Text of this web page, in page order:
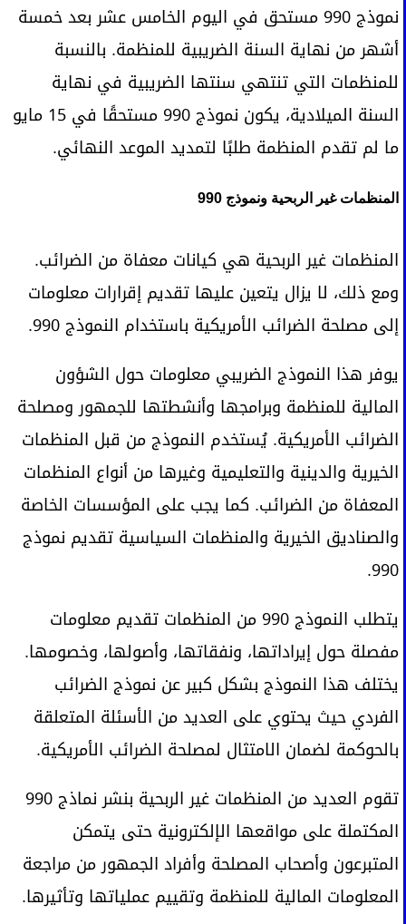
نموذج 990 مستحق في اليوم الخامس عشر بعد خمسة
أشهر من نهاية السنة الضريبية للمنظمة. بالنسبة
للمنظمات التي تنتهي سنتها الضريبية في نهاية
السنة الميلادية، يكون نموذج 990 مستحقًا في 15 مايو
ما لم تقدم المنظمة طلبًا لتمديد الموعد النهائي.
المنظمات غير الربحية ونموذج 990
المنظمات غير الربحية هي كيانات معفاة من الضرائب.
ومع ذلك، لا يزال يتعين عليها تقديم إقرارات معلومات
إلى مصلحة الضرائب الأمريكية باستخدام النموذج 990.
يوفر هذا النموذج الضريبي معلومات حول الشؤون
المالية للمنظمة وبرامجها وأنشطتها للجمهور ومصلحة
الضرائب الأمريكية. يُستخدم النموذج من قبل المنظمات
الخيرية والدينية والتعليمية وغيرها من أنواع المنظمات
المعفاة من الضرائب. كما يجب على المؤسسات الخاصة
والصناديق الخيرية والمنظمات السياسية تقديم نموذج
990.
يتطلب النموذج 990 من المنظمات تقديم معلومات
مفصلة حول إيراداتها، ونفقاتها، وأصولها، وخصومها.
يختلف هذا النموذج بشكل كبير عن نموذج الضرائب
الفردي حيث يحتوي على العديد من الأسئلة المتعلقة
بالحوكمة لضمان الامتثال لمصلحة الضرائب الأمريكية.
تقوم العديد من المنظمات غير الربحية بنشر نماذج 990
المكتملة على مواقعها الإلكترونية حتى يتمكن
المتبرعون وأصحاب المصلحة وأفراد الجمهور من مراجعة
المعلومات المالية للمنظمة وتقييم عملياتها وتأثيرها.